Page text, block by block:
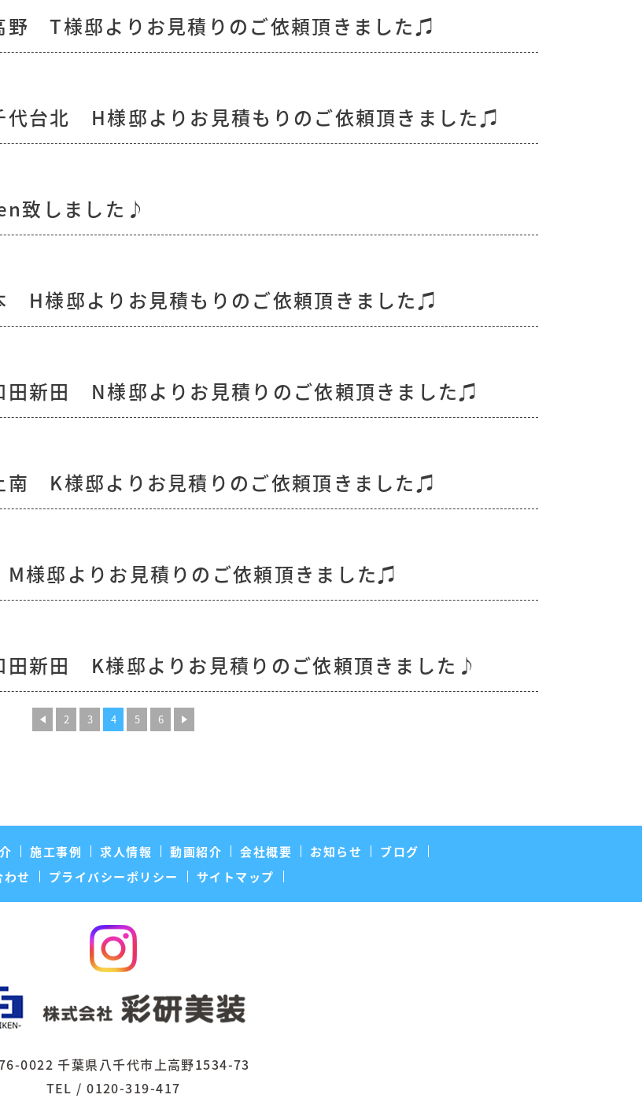
野 T様邸よりお見積りのご依頼頂きました♫
代台北 H様邸よりお見積もりのご依頼頂きました♫
致しました♪
H様邸よりお見積もりのご依頼頂きました♫
田新田 N様邸よりお見積りのご依頼頂きました♫
南 K様邸よりお見積りのご依頼頂きました♫
様邸よりお見積りのご依頼頂きました♫
田新田 K様邸よりお見積りのご依頼頂きました♪
2 3 4 5 6
施工事例 求人情報 動画紹介 会社概要 お知らせ
ブログ
わせ
プライバシーポリシー サイトマップ
0022 千葉県八千代市上高野1534-73
TEL / 0120-319-417